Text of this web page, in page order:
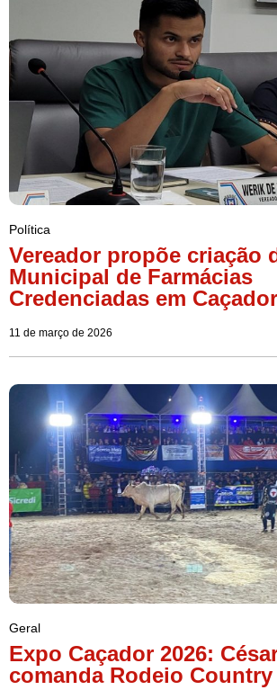
Política
Vereador propõe criação
Municipal de Farmácias
Credenciadas em Caçador
11 de março de 2026
Geral
Expo Caçador 2026:
comanda Rodeio